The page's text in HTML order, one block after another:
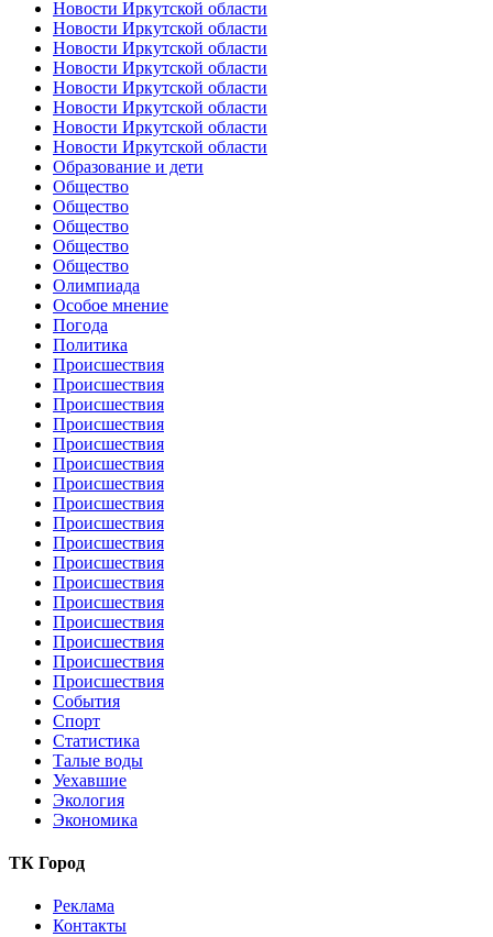
Новости Иркутской области
Новости Иркутской области
Новости Иркутской области
Новости Иркутской области
Новости Иркутской области
Новости Иркутской области
Новости Иркутской области
Новости Иркутской области
Образование и дети
Общество
Общество
Общество
Общество
Общество
Олимпиада
Особое мнение
Погода
Политика
Происшествия
Происшествия
Происшествия
Происшествия
Происшествия
Происшествия
Происшествия
Происшествия
Происшествия
Происшествия
Происшествия
Происшествия
Происшествия
Происшествия
Происшествия
Происшествия
Происшествия
События
Спорт
Статистика
Талые воды
Уехавшие
Экология
Экономика
ТК Город
Реклама
Контакты